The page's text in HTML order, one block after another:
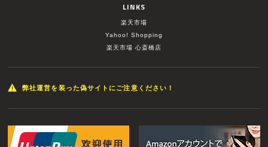
LINKS
楽天市場
Yahoo! Shopping
楽天市場 心斎橋店
弊社運営を装った偽サイトにご注意ください！